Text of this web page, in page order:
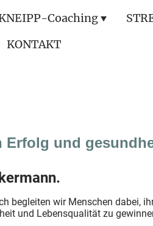
Coaching
KONTAKT
Erfolg und
begleiten wir Menschen dabei,
und Lebensqualität zu